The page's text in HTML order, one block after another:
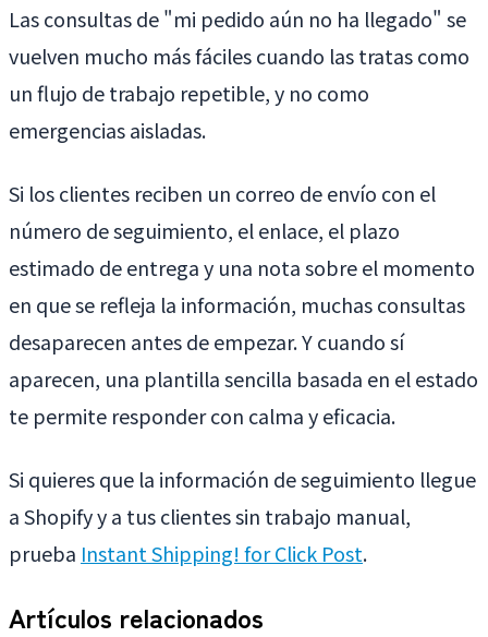
Las consultas de "mi pedido aún no ha llegado" se
vuelven mucho más fáciles cuando las tratas como
un flujo de trabajo repetible, y no como
emergencias aisladas.
Si los clientes reciben un correo de envío con el
número de seguimiento, el enlace, el plazo
estimado de entrega y una nota sobre el momento
en que se refleja la información, muchas consultas
desaparecen antes de empezar. Y cuando sí
aparecen, una plantilla sencilla basada en el estado
te permite responder con calma y eficacia.
Si quieres que la información de seguimiento llegue
a Shopify y a tus clientes sin trabajo manual,
prueba Instant Shipping! for Click Post.
Artículos relacionados